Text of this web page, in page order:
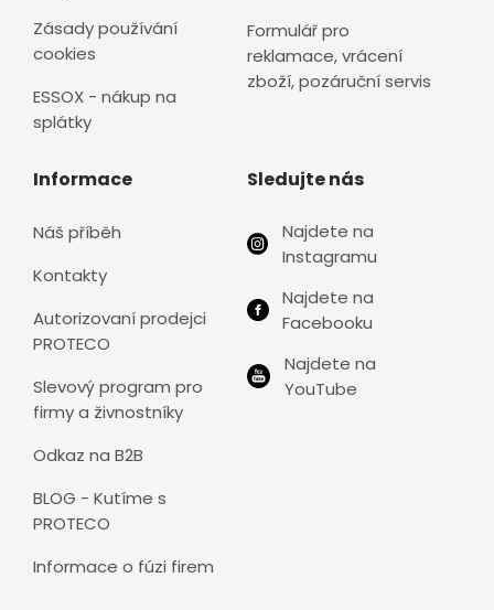
Zásady používání
cookies
ESSOX - nákup na
splátky
Formulář pro
reklamace, vrácení
zboží, pozáruční servis
Informace
Náš příběh
Kontakty
Autorizovaní prodejci
PROTECO
Slevový program pro
firmy a živnostníky
Odkaz na B2B
BLOG - Kutíme s
PROTECO
Informace o fúzi firem
Sledujte nás
Najdete na
Instagramu
Najdete na
Facebooku
Najdete na
YouTube